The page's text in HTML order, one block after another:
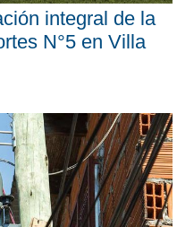
integral de la
N°5 en Villa